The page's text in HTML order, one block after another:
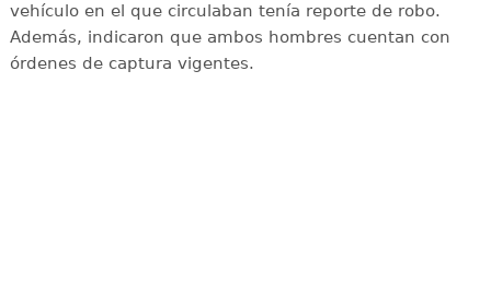
vehículo en el que circulaban tenía reporte de robo.
Además, indicaron que ambos hombres cuentan con
órdenes de captura vigentes.